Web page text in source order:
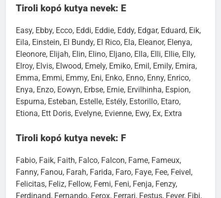
Easy, Ebby, Ecco, Eddi, Eddie, Eddy, Edgar, Eduard, Eik,
Eila, Einstein, El Bundy, El Rico, Ela, Eleanor, Elenya,
Eleonore, Elijah, Elin, Elino, Eljano, Ella, Elli, Ellie, Elly,
Elroy, Elvis, Elwood, Emely, Emiko, Emil, Emily, Emira,
Emma, Emmi, Emmy, Eni, Enko, Enno, Enny, Enrico,
Enya, Enzo, Eowyn, Erbse, Ernie, Ervilhinha, Espion,
Espurna, Esteban, Estelle, Estély, Estorillo, Etaro,
Fabio, Faik, Faith, Falco, Falcon, Fame, Fameux,
Fanny, Fanou, Farah, Farida, Faro, Faye, Fee, Feivel,
Felicitas, Feliz, Fellow, Femi, Feni, Fenja, Fenzy,